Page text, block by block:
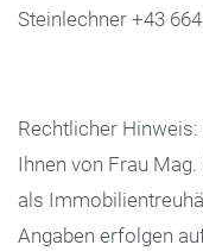
Steinlechner +43
Rechtlicher
Ihnen von Frau
als
Angaben erfolgen